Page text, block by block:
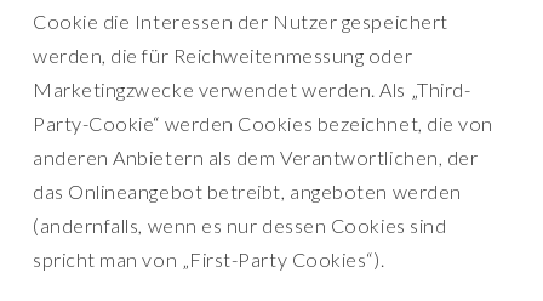
Cookie die Interessen der Nutzer gespeichert
werden, die für Reichweitenmessung oder
Marketingzwecke verwendet werden. Als „Third-
Party-Cookie“ werden Cookies bezeichnet, die von
anderen Anbietern als dem Verantwortlichen, der
das Onlineangebot betreibt, angeboten werden
(andernfalls, wenn es nur dessen Cookies sind
spricht man von „First-Party Cookies“).